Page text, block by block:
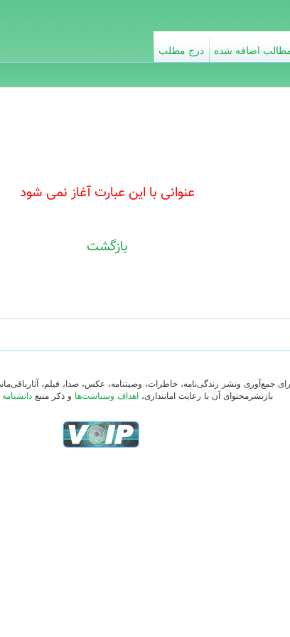
عنوانی با این عبارت آغاز نمی شود
بازگشت
درج مطلب اضافه شده
برای جمع‌آوری ونشر زندگی‌نامه، خاطرات، وصیتنامه، عکس، صدا، فیلم،
بازنشرمحتوای آن با رعایت امانتداری، اهداف وسیاست‌ها و ذکر منبع